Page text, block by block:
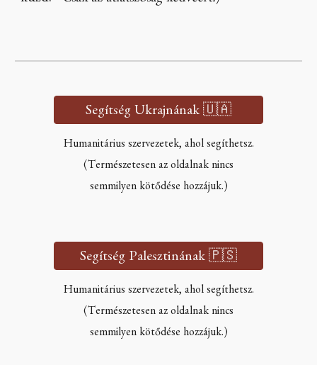
Segítség Ukrajnának 🇺🇦
Humanitárius szervezetek, ahol segíthetsz.
(Természetesen az oldalnak nincs
semmilyen kötődése hozzájuk.)
Segítség Palesztinának 🇵🇸
Humanitárius szervezetek, ahol segíthetsz.
(Természetesen az oldalnak nincs
semmilyen kötődése hozzájuk.)